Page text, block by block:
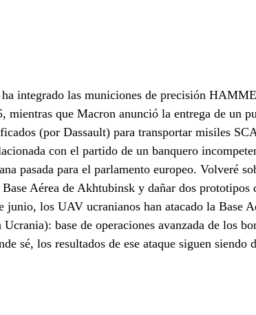
integrado las municiones de precisión
mientras que Macron anunció la entrega de un
(por Dassault) para transportar misiles
con el partido de un banquero
pasada para el parlamento europeo. Volveré
Base Aérea de Akhtubinsk y dañar dos
junio, los UAV ucranianos han atacado la Base
Ucrania): base de operaciones avanzada de los
sé, los resultados de ese ataque siguen siendo